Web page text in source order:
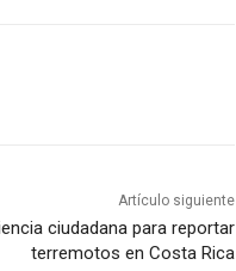
Artículo siguiente
ciudadana para reportar
terremotos en Costa Rica